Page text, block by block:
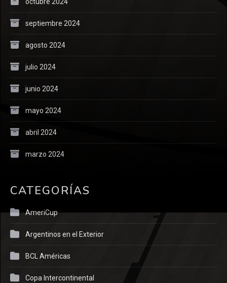
octubre 2024
septiembre 2024
agosto 2024
julio 2024
junio 2024
mayo 2024
abril 2024
marzo 2024
CATEGORÍAS
AmeriCup
Argentinos en el Exterior
BCL Américas
Copa Intercontinental